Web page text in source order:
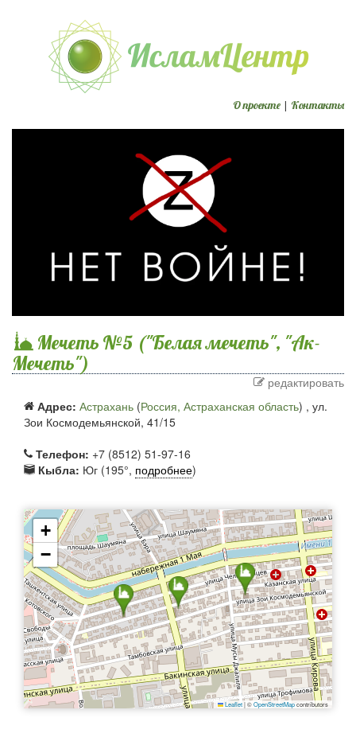
О проекте | Контакты
Мечеть №5 ("Белая мечеть", "Ак-
Мечеть")
редактировать
Адрес: Астрахань (Россия, Астраханская область) , ул.
Зои Космодемьянской, 41/15
Телефон: +7 (8512) 51-97-16
Кыбла: Юг (195°, подробнее)
+
−
Leaflet|©OpenStreetMapcontributors